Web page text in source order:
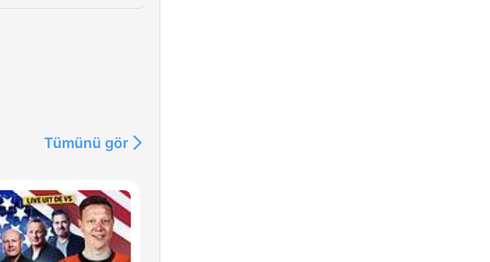
Tümünü gör